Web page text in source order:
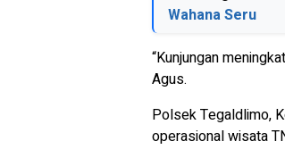
Wahana Seru
“Kunjungan
Agus.
Polsek Tegaldlimo,
operasional wisata